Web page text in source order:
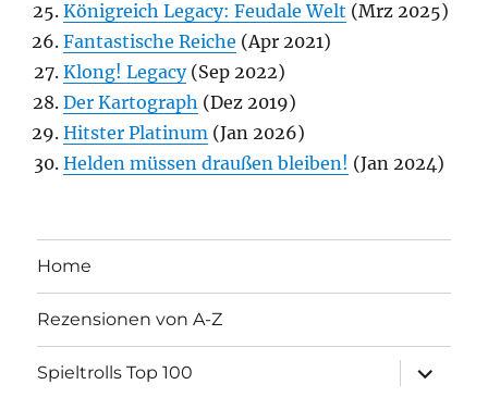
Königreich Legacy: Feudale Welt (Mrz 2025)
Fantastische Reiche (Apr 2021)
Klong! Legacy(Sep 2022)
Der Kartograph (Dez 2019)
Hitster Platinum (Jan 2026)
Helden müssen draußen bleiben! (Jan 2024)
Home
Rezensionen von A-Z
Spieltrolls Top 100
öffnen